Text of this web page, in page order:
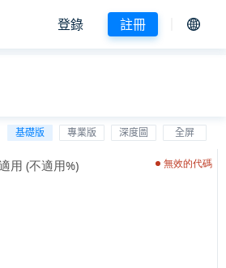
登錄 註冊
基礎版 專業版 深度圖 全屏